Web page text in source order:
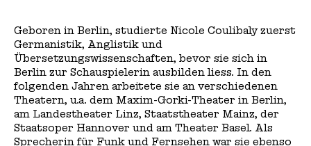
Geboren in Berlin, studierte Nicole Coulibaly zuerst
Germanistik, Anglistik und
Übersetzungswissenschaften, bevor sie sich in
Berlin zur Schauspielerin ausbilden liess. In den
folgenden Jahren arbeitete sie an verschiedenen
Theatern, u.a. dem Maxim-Gorki-Theater in Berlin,
am Landestheater Linz, Staatstheater Mainz, der
Staatsoper Hannover und am Theater Basel. Als
Sprecherin für Funk und Fernsehen war sie ebenso